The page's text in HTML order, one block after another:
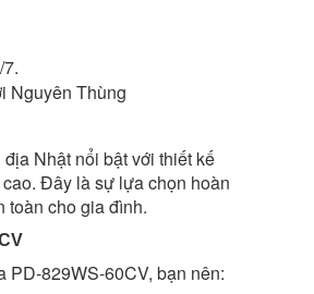
Nhật nổi bật với thiết kế
Đây là sự lựa chọn hoàn
toàn cho gia đình.
PD-829WS-60CV, bạn nên: